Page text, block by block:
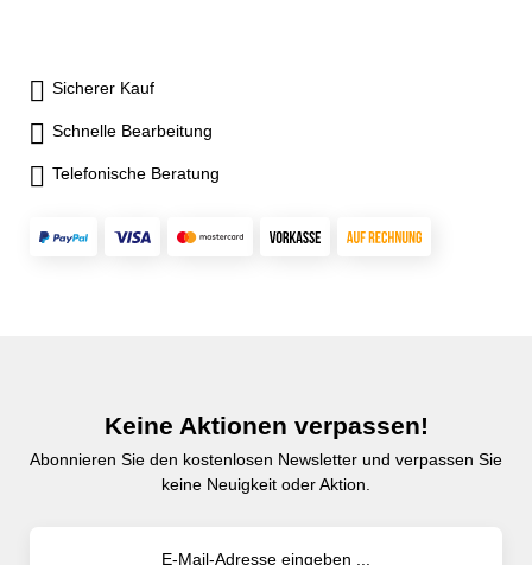
Sicherer Kauf
Schnelle Bearbeitung
Telefonische Beratung
Keine Aktionen verpassen!
Abonnieren Sie den kostenlosen Newsletter und verpassen Sie
keine Neuigkeit oder Aktion.